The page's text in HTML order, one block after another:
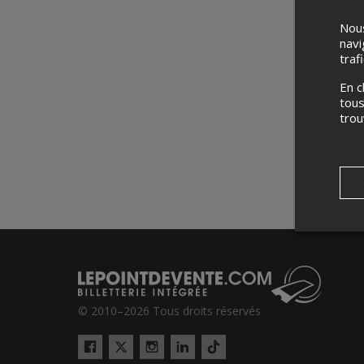
© 2010–2026 Tous droits réservés
Twitter Tiktok
En